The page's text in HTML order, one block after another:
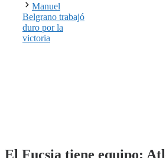
Manuel
Belgrano trabajó
duro por la
victoria
El Fucsia tiene equipo: